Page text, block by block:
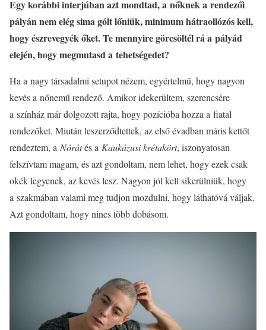
Egy korábbi interjúban azt mondtad, a nőknek a rendezői
pályán nem elég sima gólt lőniük, minimum hátraollózós kell,
hogy észrevegyék őket. Te mennyire görcsöltél rá a pályád
elején, hogy megmutasd a tehetségedet?
Ha a nagy társadalmi setupot nézem, egyértelmű, hogy nagyon
kevés a nőnemű rendező. Amikor idekerültem, szerencsére
a színház már dolgozott rajta, hogy pozícióba hozza a fiatal
rendezőket. Miután leszerződtettek, az első évadban máris kettőt
rendeztem, a Nórátés a Kaukázusi krétakört, iszonyatosan
felszívtam magam, és azt gondoltam, nem lehet, hogy ezek csak
okék legyenek, az kevés lesz. Nagyon jól kell sikerülniük, hogy
a szakmában valami meg tudjon mozdulni, hogy láthatóvá váljak.
Azt gondoltam, hogy nincs több dobásom.